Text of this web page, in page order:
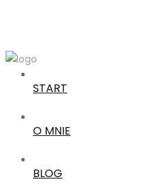
START
O MNIE
BLOG